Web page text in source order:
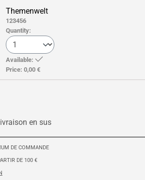
en sus
Themenwelt
123456
Quantity:
Available:
Price: 0,00 €
DE COMMANDE
DE 100 €